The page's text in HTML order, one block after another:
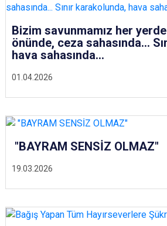
01.04.2026
Bizim savunmamız her
önünde, ceza sahasında...
hava sahasında...
19.03.2026
"BAYRAM SENSİZ OLMAZ"